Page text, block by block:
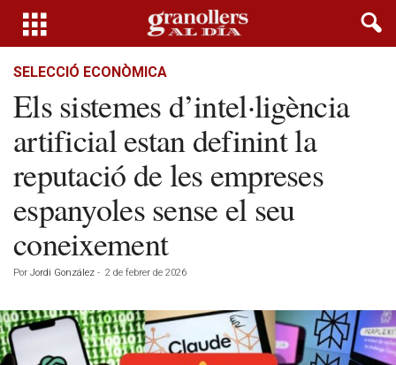
SELECCIÓ ECONÒMICA
Els sistemes d’intel·ligència
artificial estan definint la
reputació de les empreses
espanyoles sense el seu
coneixement
Por Jordi González - 2 de febrer de 2026